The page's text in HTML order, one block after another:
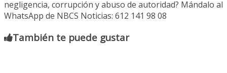
negligencia, corrupción y abuso de autoridad? Mándalo al
WhatsApp de NBCS Noticias: 612 141 98 08
También te puede gustar